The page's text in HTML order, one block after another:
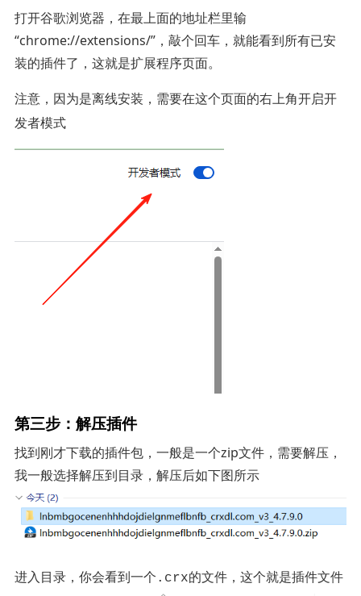
打开谷歌浏览器，在最上面的地址栏里输
“chrome://extensions/”，敲个回车，就能看到所有已安
装的插件了，这就是扩展程序页面。
注意，因为是离线安装，需要在这个页面的右上角开启开
发者模式
第三步：解压插件
找到刚才下载的插件包，一般是一个zip文件，需要解压，
我一般选择解压到目录，解压后如下图所示
进入目录，你会看到一个 .crx的文件，这个就是插件文件